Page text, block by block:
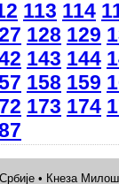
113 114
128 129
143 144
158 159
173 174
• Кнеза